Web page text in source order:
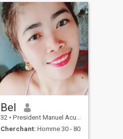
Bel
32 • President Manuel Acuña Roxas, Zamboanga del Norte, Philippin...
Cherchant: Homme 30 - 80